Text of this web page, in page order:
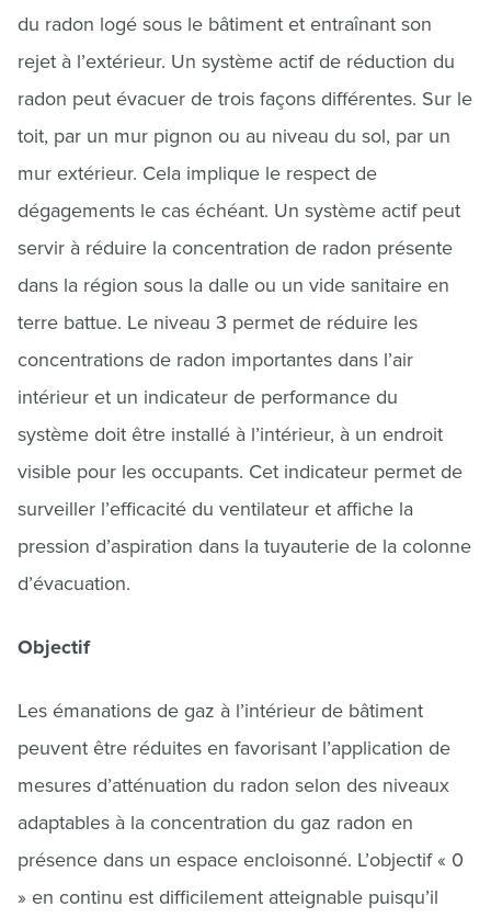
du radon logé sous le bâtiment et entraînant son
rejet à l’extérieur. Un système actif de réduction du
radon peut évacuer de trois façons différentes. Sur le
toit, par un mur pignon ou au niveau du sol, par un
mur extérieur. Cela implique le respect de
dégagements le cas échéant. Un système actif peut
servir à réduire la concentration de radon présente
dans la région sous la dalle ou un vide sanitaire en
terre battue. Le niveau 3 permet de réduire les
concentrations de radon importantes dans l’air
intérieur et un indicateur de performance du
système doit être installé à l’intérieur, à un endroit
visible pour les occupants. Cet indicateur permet de
surveiller l’efficacité du ventilateur et affiche la
pression d’aspiration dans la tuyauterie de la colonne
d’évacuation.
Objectif
Les émanations de gaz à l’intérieur de bâtiment
peuvent être réduites en favorisant l’application de
mesures d’atténuation du radon selon des niveaux
adaptables à la concentration du gaz radon en
présence dans un espace encloisonné. L’objectif « 0
» en continu est difficilement atteignable puisqu’il